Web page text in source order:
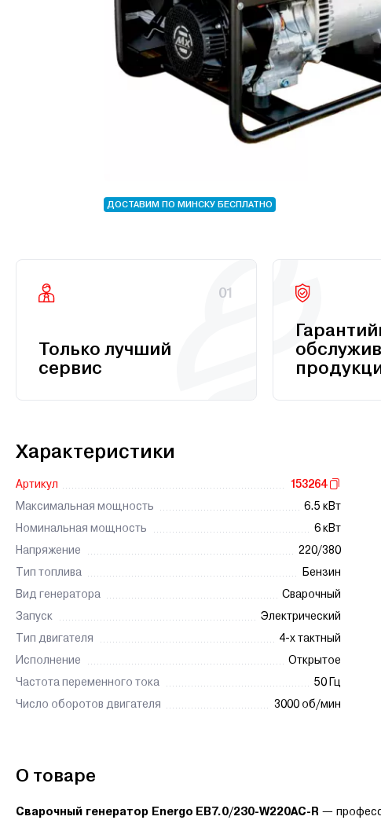
ДОСТАВИМ ПО МИНСКУ БЕСПЛАТНО
01
Только лучший
сервис
Характеристики
Артикул
153264
Максимальная мощность
6.5 кВт
Номинальная мощность
6 кВт
Напряжение
220/380
Тип топлива
Бензин
Вид генератора
Сварочный
Запуск
Электрический
Тип двигателя
4-х тактный
Исполнение
Открытое
Частота переменного тока
50 Гц
Число оборотов двигателя
3000 об/мин
О товаре
Сварочный генератор Energo EB7.0/230-W220AC-R —